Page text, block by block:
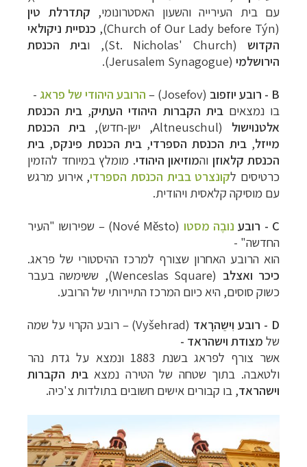
עם בית העירייה והשעון האסטרונומי, קתדרלת טין
(Church of Our Lady before Týn),
כנסיית ניקולאי
הקדוש (St. Nicholas' Church), ו
בית הכנסת
הירושלמי (Jerusalem Synagogue).
B - רובע
יוזפוב (Josefov) – הרובע היהודי של פראג -
בו נמצאיםבית הקברות היהודי העתיק, בית הכנסת
אלטנוישול (Altneuschul, ישן-חדש),
בית הכנסת
מייזל,בית הכנסת הספרדי,בית הכנסת פינקס, בית
הכנסת קלאוזן והמוזיאון היהודי. מומלץ במיוחד להזמין
כרטיסים לקונצרט בבית הכנסת הספרדי, אירוע מרגש
עם מוסיקה קלאסית ויהודית.
C - רובע
נובֶה מסטו
(Nové Město) – שפירושו "העיר
החדשה" -
הוא הרובע האחרון שצורף למרכז ההיסטורי של פראג.
כיכר ואצלב
(Wenceslas Square), ששימשה בעבר
כשוק סוסים, היא כיום המרכז התיירותי של הרובע.
D - רובע וִישֵהרָאד
(Vyšehrad) – רובע הקרוי על שמה
של מצודת וישהראד -
אשר צורף לפראג בשנת 1883 ונמצא על גדת נהר
ולטאבה. בתוך שטחה של הטירה נמצאבית הקברות
וישהראד, בו קבורים אישים חשובים בתולדות צ'כיה.